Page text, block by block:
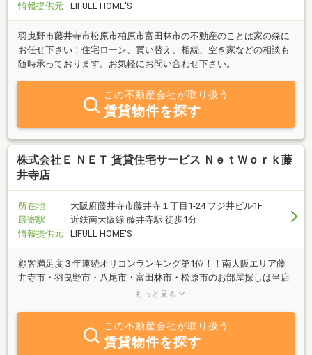
情報提供元
LIFULL HOME'S
羽曳野市藤井寺市松原市柏原市富田林市の不動産のことは家の森に
お任せ下さい！住宅ローン、買い替え、相続、空き家などの相談も
随時承っております。お気軽にお問い合わせ下さい。
この不動産会社が取り扱う
賃貸物件を探す
株式会社Ｅ ＮＥＴ 賃貸住宅サービス ＮｅｔＷｏｒｋ藤
井寺店
所在地
大阪府藤井寺市藤井寺１丁目1-24 フジ井ビル1F
最寄駅
近鉄南大阪線 藤井寺駅 徒歩1分
情報提供元
LIFULL HOME'S
顧客満足度３年連続オリコンランキング第1位！！南大阪エリア藤
井寺市・羽曳野市・八尾市・富田林市・松原市のお部屋探しは当店
にお任せ下さい。関西に100店舗以上の賃貸住宅サービスグループ
もっと見る
この不動産会社が取り扱う
賃貸物件を探す